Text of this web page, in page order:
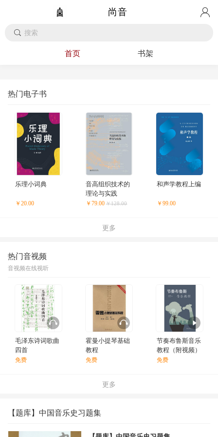
尚音
首页 书架
热门电子书
乐理小词典
￥20.00
音高组织技术的
理论与实践
￥79.00 ￥128.00
和声学教程上编
￥99.00
更多
热门音视频
音视频在线视听
毛泽东诗词歌曲
四首
免费
霍曼小提琴基础
教程
免费
节奏布鲁斯音乐
教程（附视频）
免费
更多
【题库】中国音乐史习题集